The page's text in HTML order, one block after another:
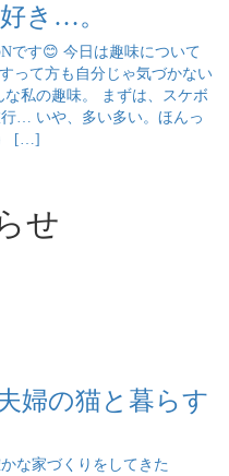
き…。
です😊 今日は趣味について
って方も自分じゃ気づかない
私の趣味。 まずは、スケボ
… いや、多い多い。ほんっ
) […]
せ
婦の猫と暮らす
な家づくりをしてきた